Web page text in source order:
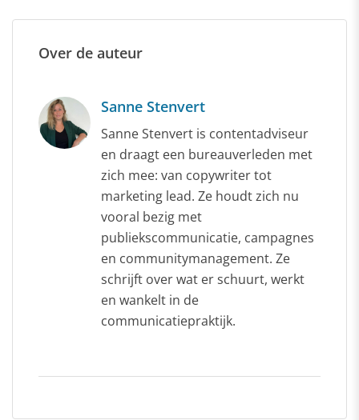
Over de auteur
Sanne Stenvert
Sanne Stenvert is contentadviseur
en draagt een bureauverleden met
zich mee: van copywriter tot
marketing lead. Ze houdt zich nu
vooral bezig met
publiekscommunicatie, campagnes
en communitymanagement. Ze
schrijft over wat er schuurt, werkt
en wankelt in de
communicatiepraktijk.